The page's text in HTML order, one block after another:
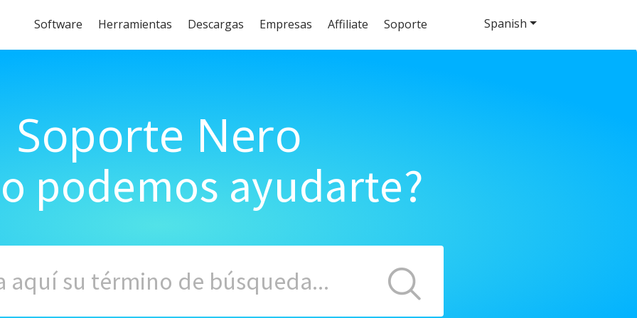
Software Herramientas Descargas Empresas Affiliate Soporte
Soporte Nero
podemos ayudarte?
Spanish